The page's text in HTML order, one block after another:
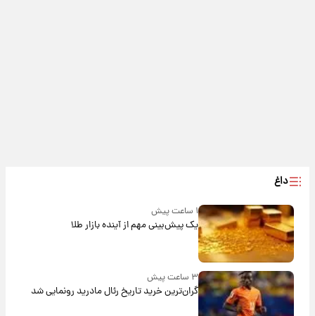
داغ
۱ ساعت پیش
یک پیش‌بینی مهم از آینده بازار طلا
۳ ساعت پیش
گران‌ترین خرید تاریخ رئال مادرید رونمایی شد